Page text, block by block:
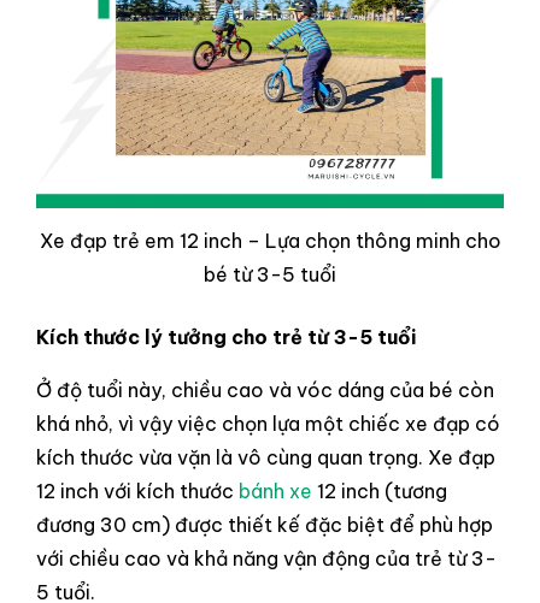
Xe đạp trẻ em 12 inch – Lựa chọn thông minh cho
bé từ 3-5 tuổi
Kích thước lý tưởng cho trẻ từ 3-5 tuổi
Ở độ tuổi này, chiều cao và vóc dáng của bé còn
khá nhỏ, vì vậy việc chọn lựa một chiếc xe đạp có
kích thước vừa vặn là vô cùng quan trọng. Xe đạp
12 inch với kích thước bánh xe 12 inch (tương
đương 30 cm) được thiết kế đặc biệt để phù hợp
với chiều cao và khả năng vận động của trẻ từ 3-
5 tuổi.